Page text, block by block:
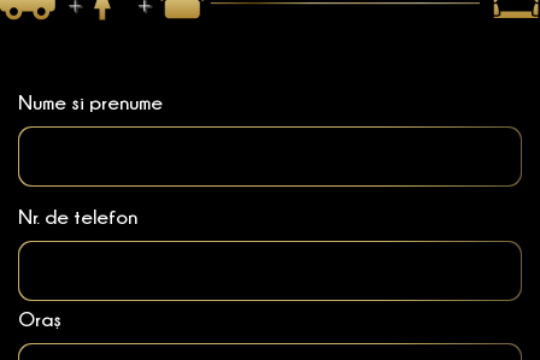
Nume si prenume
Nr. de telefon
Oraș